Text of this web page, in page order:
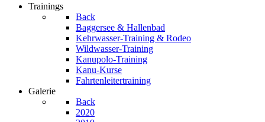
Trainings
Back
Baggersee & Hallenbad
Kehrwasser-Training & Rodeo
Wildwasser-Training
Kanupolo-Training
Kanu-Kurse
Fahrtenleitertraining
Galerie
Back
2020